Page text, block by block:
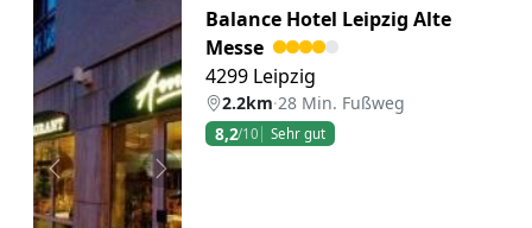
Zurück Weiter
Balance Hotel Leipzig Alte
Messe
4299 Leipzig
2.2km·28 Min. Fußweg
8,2/10 Sehr gut